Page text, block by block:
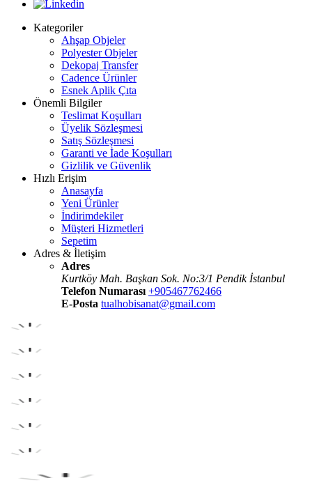
Kategoriler
Ahşap Objeler
Polyester Objeler
Dekopaj Transfer
Cadence Ürünler
Esnek Aplik Çıta
Önemli Bilgiler
Teslimat Koşulları
Üyelik Sözleşmesi
Satış Sözleşmesi
Garanti ve İade Koşulları
Gizlilik ve Güvenlik
Hızlı Erişim
Anasayfa
Yeni Ürünler
İndirimdekiler
Müşteri Hizmetleri
Sepetim
Adres & İletişim
Adres
Kurtköy Mah. Başkan Sok. No:3/1 Pendik İstanbul
Telefon Numarası +905467762466
E-Posta tualhobisanat@gmail.com